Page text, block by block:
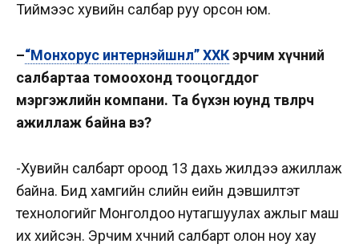
Тиймээс хувийн салбар руу орсон юм.
–“Монхорус интернэйшнл” ХХКэрчим хүчний
салбартаа томоохонд тооцогддог
мэргэжлийн компани. Та бүхэн юунд төвлөрч
ажиллаж байна вэ?
-Хувийн салбарт ороод 13 дахь жилдээ ажиллаж
байна. Бид хамгийн сүүлийн үеийн дэвшилтэт
технологийг Монголдоо нутагшуулах ажлыг маш
их хийсэн. Эрчим хүчний салбарт олон ноу хау